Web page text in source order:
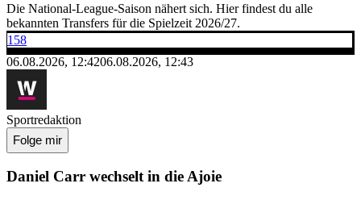
Die National-League-Saison nähert sich. Hier findest du alle
bekannten Transfers für die Spielzeit 2026/27.
158
06.08.2026, 12:4206.08.2026, 12:43
Sportredaktion
Folge mir
Daniel Carr wechselt in die Ajoie